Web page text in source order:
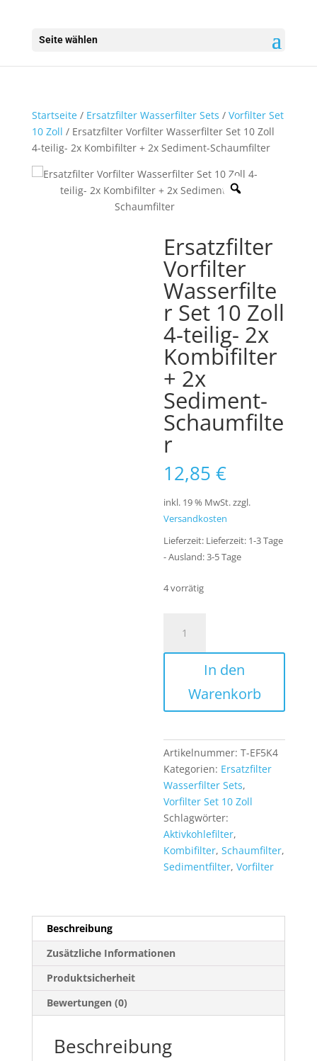
Seite wählen
Startseite/ Ersatzfilter Wasserfilter Sets / Vorfilter Set
10 Zoll / Ersatzfilter Vorfilter Wasserfilter Set 10 Zoll
4-teilig- 2x Kombifilter + 2x Sediment-Schaumfilter
Ersatzfilter
Vorfilter
Wasserfilte
r Set 10 Zoll
4-teilig- 2x
Kombifilter
+ 2x
Sediment-
Schaumfilte
r
12,85€
inkl. 19 % MwSt.zzgl.
Versandkosten
Lieferzeit: Lieferzeit: 1-3 Tage
- Ausland: 3-5 Tage
4 vorrätig
Vorfilter
Wasserfilter
2x
Kombifilter
+
2x
Sediment-
Schaumfilter
Menge
In den
Warenkorb
Artikelnummer:T-EF5K4
Kategorien: Ersatzfilter
Wasserfilter Sets,
Vorfilter Set 10 Zoll
Schlagwörter:
Aktivkohlefilter,
Kombifilter,Schaumfilter,
Sedimentfilter,Vorfilter
Beschreibung
Zusätzliche Informationen
Produktsicherheit
Bewertungen (0)
Beschreibung